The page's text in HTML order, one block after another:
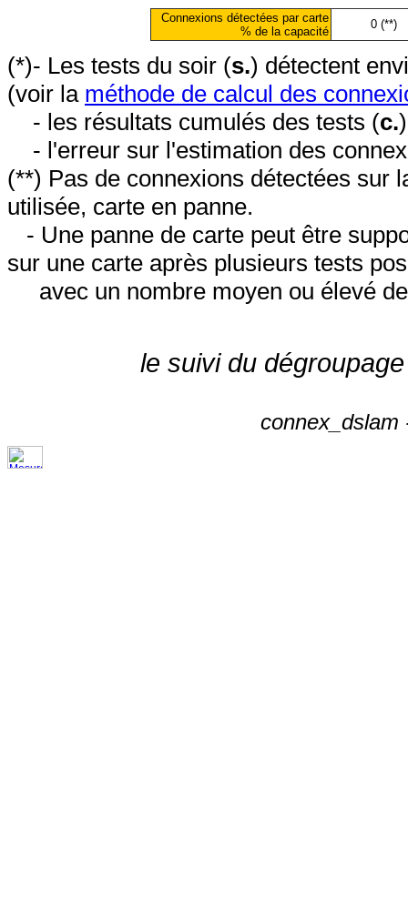
Connexions détectées par carte
% de la capacité
0 (**)
(*)- Les tests du soir (s.) détectent
(voir la méthode de calcul des
- les résultats cumulés des tests (c.
- l'erreur sur l'estimation des
(**) Pas de connexions détectées sur
utilisée, carte en panne.
- Une panne de carte peut être
sur une carte après plusieurs tests
avec un nombre moyen ou élevé
le suivi du
connex_dslam